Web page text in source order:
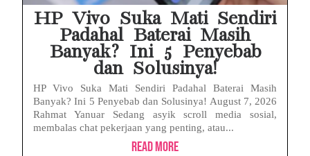
HP Vivo Suka Mati Sendiri
Padahal Baterai Masih
Banyak? Ini 5 Penyebab
dan Solusinya!
HP Vivo Suka Mati Sendiri Padahal Baterai Masih
Banyak? Ini 5 Penyebab dan Solusinya! August 7, 2026
Rahmat Yanuar Sedang asyik scroll media sosial,
membalas chat pekerjaan yang penting, atau...
Read More